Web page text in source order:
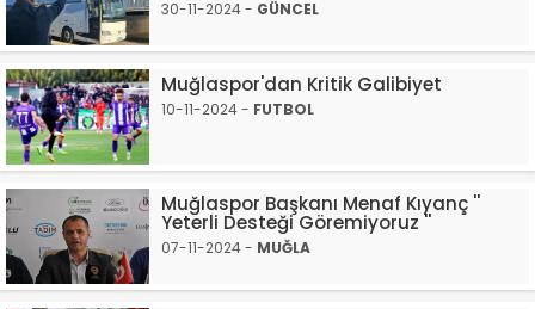
30-11-2024 - GÜNCEL
Muğlaspor'dan Kritik Galibiyet
10-11-2024 - FUTBOL
Muğlaspor Başkanı Menaf Kıyanç ''
Yeterli Desteği Göremiyoruz ''
07-11-2024 - MUĞLA